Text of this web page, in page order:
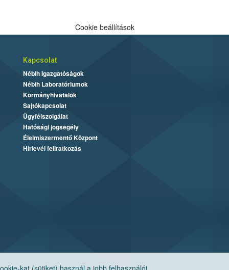
kat (sütiket) használ a jobb felhasználói
Cookie beállítások
Kapcsolat
Nébih Igazgatóságok
Nébih Laboratóriumok
Kormányhivatalok
Sajtókapcsolat
Ügyfélszolgálat
Hatósági jogsegély
Élelmiszermentő Központ
Hírlevél feliratkozás